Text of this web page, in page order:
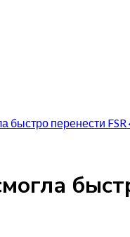
быстро перенести